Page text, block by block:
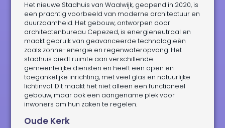
Het nieuwe Stadhuis van Waalwijk, geopend in 2020, is
een prachtig voorbeeld van moderne architectuur en
duurzaamheid. Het gebouw, ontworpen door
architectenbureau Cepezed, is energieneutraal en
maakt gebruik van geavanceerde technologieën
zoals zonne-energie en regenwateropvang. Het
stadhuis biedt ruimte aan verschillende
gemeentelijke diensten en heeft een open en
toegankelijke inrichting, met veel glas en natuurlijke
lichtinval. Dit maakt het niet alleen een functioneel
gebouw, maar ook een aangename plek voor
inwoners om hun zaken te regelen.
Oude Kerk